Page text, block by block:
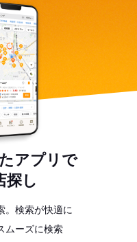
アプリで
探し
。検索が快適に
ムーズに検索